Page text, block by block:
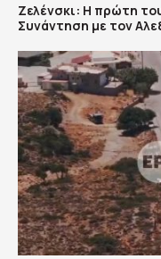
Ζελένσκι: Η πρώτη
Συνάντηση με τον